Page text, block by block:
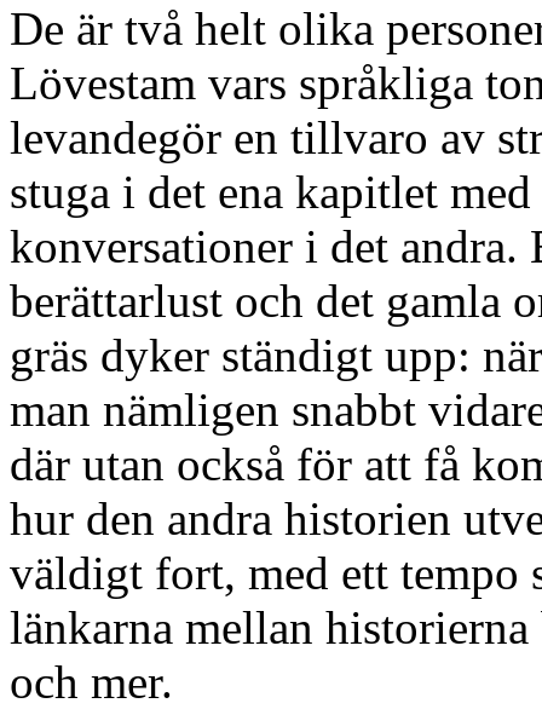
De är två helt olika
Lövestam vars språkliga
levandegör en tillvaro av
stuga i det ena kapitlet
konversationer i det andra.
berättarlust och det gamla
gräs dyker ständigt upp:
man nämligen snabbt
där utan också för att få
hur den andra historien
väldigt fort, med ett tempo
länkarna mellan
och mer.